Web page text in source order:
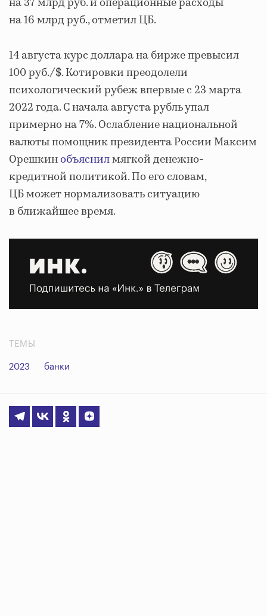
на 16 млрд руб., отметил ЦБ.
14 августа курс доллара на бирже превысил
100 руб./$. Котировки преодолели
психологический рубеж впервые с 23 марта
2022 года. С начала августа рубль упал
примерно на 7%. Ослабление национальной
валюты помощник президента России Максим
Орешкинобъяснилмягкой денежно-
кредитной политикой. По его словам,
ЦБ может нормализовать ситуацию
в ближайшее время.
ТЕМЫ
2023 банки